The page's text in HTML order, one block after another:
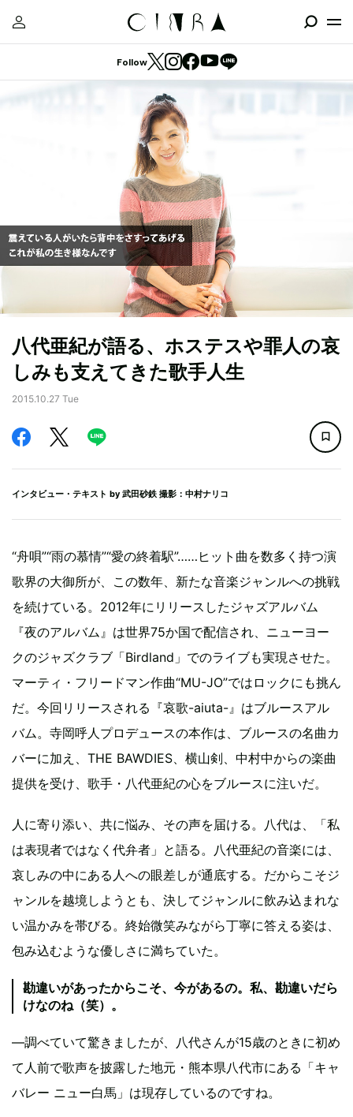
Follow
八代亜紀が語る、ホステスや罪人の哀
しみも支えてきた歌手人生
2015.10.27 Tue
インタビュー・テキスト by 武田砂鉄 撮影：中村ナリコ
“舟唄”“雨の慕情”“愛の終着駅”……ヒット曲を数多く持つ演
歌界の大御所が、この数年、新たな音楽ジャンルへの挑戦
を続けている。2012年にリリースしたジャズアルバム
『夜のアルバム』は世界75か国で配信され、ニューヨー
クのジャズクラブ「Birdland」でのライブも実現させた。
マーティ・フリードマン作曲“MU-JO”ではロックにも挑ん
だ。今回リリースされる『哀歌-aiuta-』はブルースアル
バム。寺岡呼人プロデュースの本作は、ブルースの名曲カ
バーに加え、THE BAWDIES、横山剣、中村中からの楽曲
提供を受け、歌手・八代亜紀の心をブルースに注いだ。
人に寄り添い、共に悩み、その声を届ける。八代は、「私
は表現者ではなく代弁者」と語る。八代亜紀の音楽には、
哀しみの中にある人への眼差しが通底する。だからこそジ
ャンルを越境しようとも、決してジャンルに飲み込まれな
い温かみを帯びる。終始微笑みながら丁寧に答える姿は、
包み込むような優しさに満ちていた。
勘違いがあったからこそ、今があるの。私、勘違いだら
けなのね（笑）。
―調べていて驚きましたが、八代さんが15歳のときに初め
て人前で歌声を披露した地元・熊本県八代市にある「キャ
バレー ニュー白馬」は現存しているのですね。